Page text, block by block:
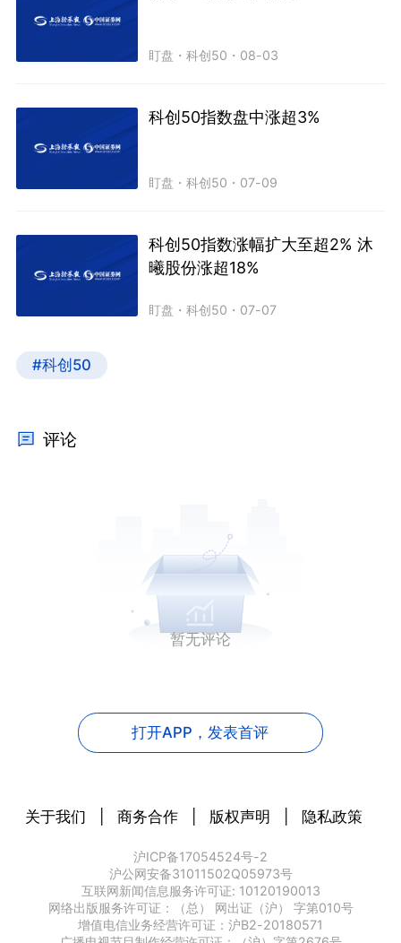
盯盘 ・科创50 ・ 08-03
科创50指数盘中涨超3%
盯盘 ・科创50 ・ 07-09
科创50指数涨幅扩大至超2% 沐
曦股份涨超18%
盯盘 ・科创50 ・ 07-07
#科创50
评论
暂无评论
打开APP， 发表首评
关于我们 商务合作 版权声明 隐私政策
沪ICP备17054524号-2
沪公网安备31011502Q05973号
互联网新闻信息服务许可证: 10120190013
网络出版服务许可证：（总） 网出证（沪） 字第010号
增值电信业务经营许可证：沪B2-20180571